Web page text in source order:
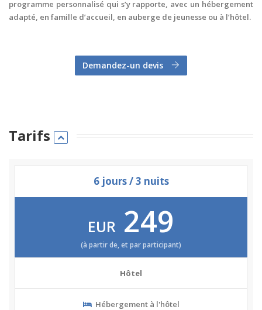
programme personnalisé qui s’y rapporte, avec un hébergement
adapté, en famille d’accueil, en auberge de jeunesse ou à l’hôtel.
Demandez-un devis
Tarifs
6 jours / 3 nuits
EUR 249
(à partir de, et par participant)
Hôtel
Hébergement à l'hôtel